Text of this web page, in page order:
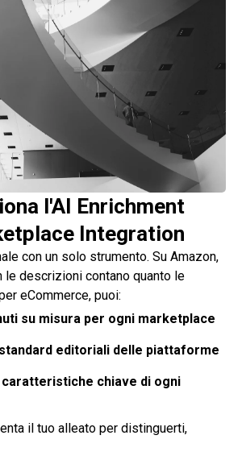
l'AI Enrichment
Integration
con un solo strumento. Su Amazon,
le descrizioni contano quanto le
eCommerce, puoi:
su misura per ogni marketplace
editoriali delle piattaforme
chiave di ogni
il tuo alleato per distinguerti,